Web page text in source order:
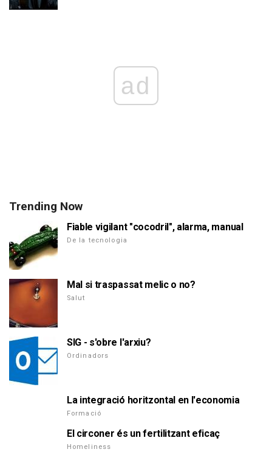
ad
Trending Now
Fiable vigilant "cocodril", alarma, manual
De la tecnologia
Mal si traspassat melic o no?
Salut
SIG - s'obre l'arxiu?
Ordinadors
La integració horitzontal en l'economia
Formació
El circoner és un fertilitzant eficaç
Homeliness